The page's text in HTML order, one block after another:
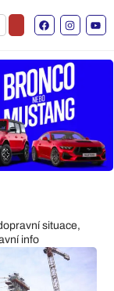
situace,
info